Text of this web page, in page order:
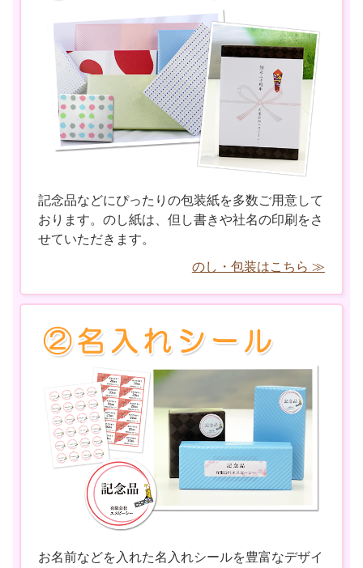
記念品などにぴったりの包装紙を多数ご用意して
おります。のし紙は、但し書きや社名の印刷をさ
せていただきます。
のし・包装はこちら ≫
お名前などを入れた名入れシールを豊富なデザイ